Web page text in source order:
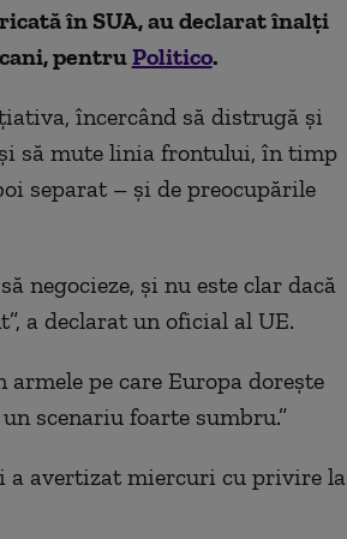
în SUA, au declarat înalți
pentruPolitico.
încercând să distrugă și
să mute linia frontului, în timp
separat – și de preocupările
negocieze, și nu este clar dacă
a declarat un oficial al UE.
pe care Europa dorește
scenariu foarte sumbru.”
a avertizat miercuri cu privire la